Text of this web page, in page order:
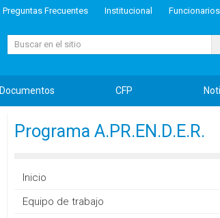
Preguntas Frecuentes Institucional Funcionarios
Buscar...
Documentos CFP
Programa A.PR.EN.D.E.R.
Inicio
Equipo de trabajo